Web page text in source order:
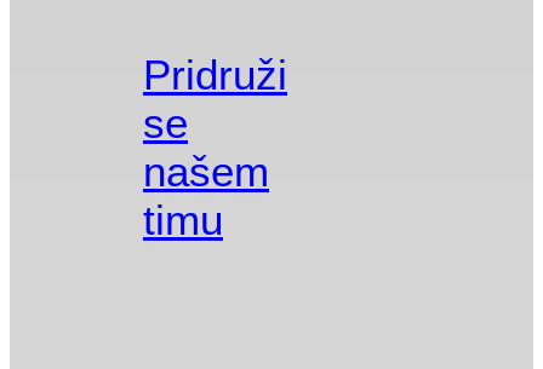
Pridruži
se
našem
timu